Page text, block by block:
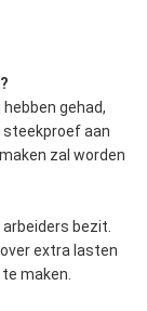
gehad,
aan
zal worden
bezit.
extra lasten
maken.